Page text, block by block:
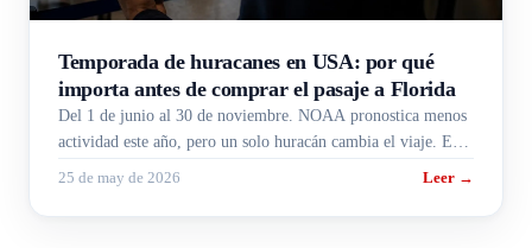
Temporada de huracanes en USA: por qué
importa antes de comprar el pasaje a Florida
Del 1 de junio al 30 de noviembre. NOAA pronostica menos
actividad este año, pero un solo huracán cambia el viaje. Esto
25 de may de 2026 Leer →